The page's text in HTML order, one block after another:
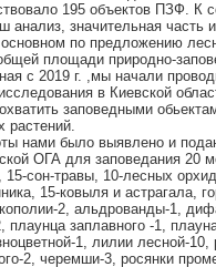
195 объектов ПЗФ. К
анализ, значительная часть
по предложению
площади природно-
с 2019 г. ,мы начали
в Киевской
заповедными
растений.
нами было выявлено и
ОГА для заповедания 20
15-сон-травы, 10-лесных
15-ковыля и астрагала,
2, альдрованды-1,
плаунца заплавного -1,
1, лилии лесной-10,
2, черемши-3, росянки